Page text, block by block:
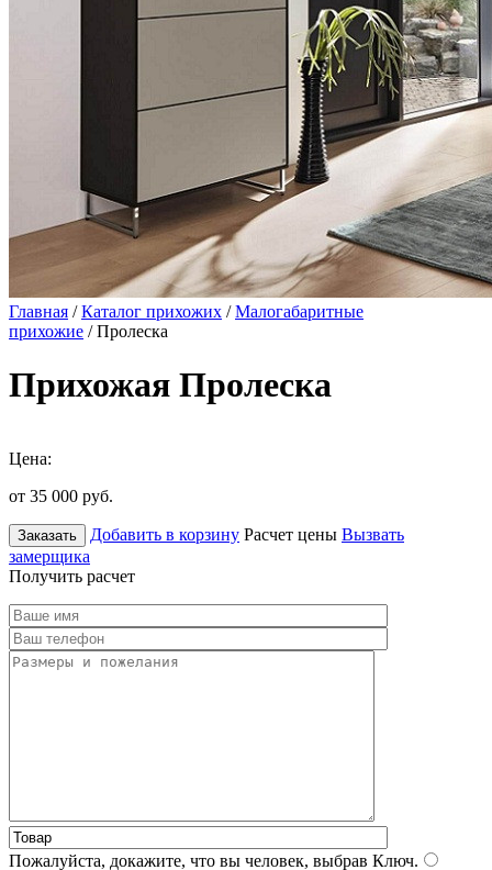
Главная /Каталог прихожих /Малогабаритные
прихожие / Пролеска
Прихожая Пролеска
Цена:
от 35 000 руб.
Заказать Добавить в корзину Расчет цены Вызвать
замерщика
Получить расчет
Пожалуйста, докажите, что вы человек, выбрав Ключ.